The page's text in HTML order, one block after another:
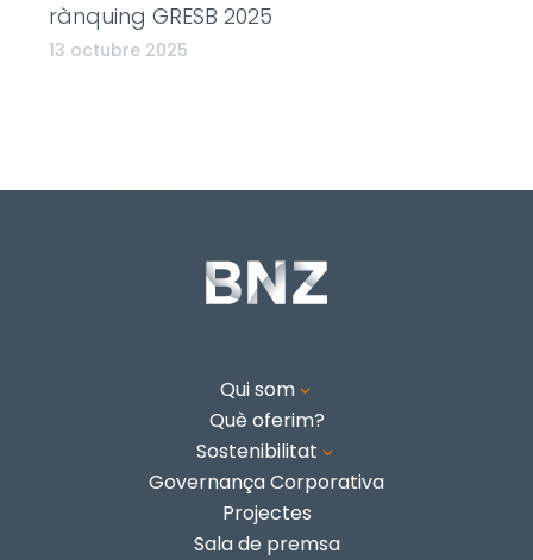
rànquing GRESB 2025
13 octubre 2025
Qui som3
Què oferim?
Sostenibilitat 3
Governança Corporativa
Projectes
Sala de premsa